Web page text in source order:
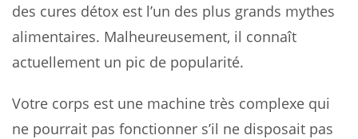
des cures détox est l’un des plus grands mythes
alimentaires. Malheureusement, il connaît
actuellement un pic de popularité.
Votre corps est une machine très complexe qui
ne pourrait pas fonctionner s’il ne disposait pas